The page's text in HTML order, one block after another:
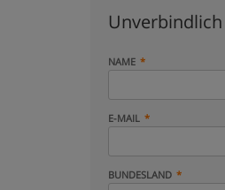
NAME
E-MAIL
BUNDESLAND